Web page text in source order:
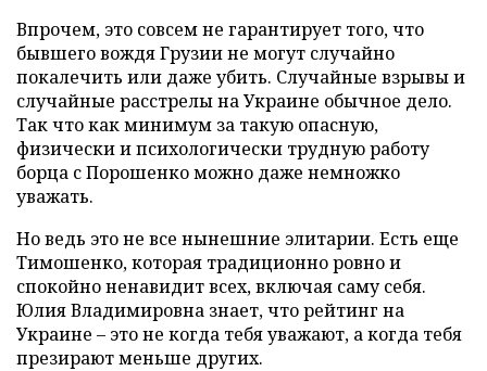
Впрочем, это совсем не гарантирует того, что
бывшего вождя Грузии не могут случайно
покалечить или даже убить. Случайные взрывы и
случайные расстрелы на Украине обычное дело.
Так что как минимум за такую опасную,
физически и психологически трудную работу
борца с Порошенко можно даже немножко
уважать.
Но ведь это не все нынешние элитарии. Есть еще
Тимошенко, которая традиционно ровно и
спокойно ненавидит всех, включая саму себя.
Юлия Владимировна знает, что рейтинг на
Украине – это не когда тебя уважают, а когда тебя
презирают меньше других.